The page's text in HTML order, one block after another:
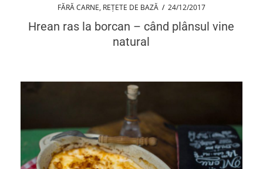
FĂRĂ CARNE, REȚETE DE BAZĂ / 24/12/2017
Hrean ras la borcan – când plânsul vine
natural